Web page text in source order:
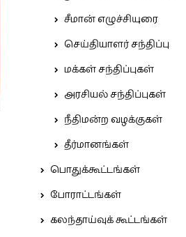
சீமான் எழுச்சியுரை
செய்தியாளர் சந்திப்பு
மக்கள் சந்திப்புகள்
அரசியல் சந்திப்புகள்
நீதிமன்ற வழக்குகள்
தீர்மானங்கள்
பொதுக்கூட்டங்கள்
போராட்டங்கள்
கலந்தாய்வுக் கூட்டங்கள்